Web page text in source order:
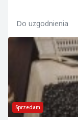
Do uzgodnienia
Sprzedam